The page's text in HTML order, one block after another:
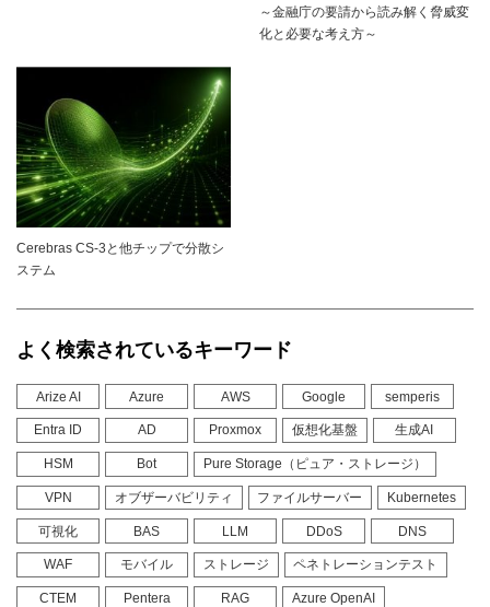
～金融庁の要請から読み解く脅威変
化と必要な考え方～
Cerebras CS-3と他チップで分散シ
ステム
よく検索されているキーワード
Arize AI Azure AWS Google semperis
Entra ID AD Proxmox 仮想化基盤 生成AI
HSM Bot Pure Storage（ピュア・ストレージ）
VPN オブザーバビリティ ファイルサーバー Kubernetes
可視化 BAS LLM DDoS DNS
WAF モバイル ストレージ ペネトレーションテスト
CTEM Pentera RAG Azure OpenAI